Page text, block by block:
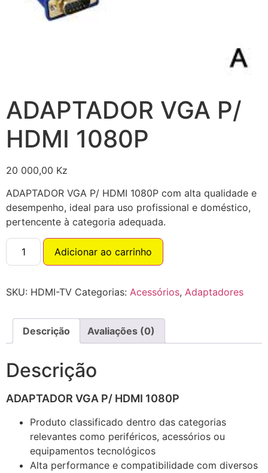
ADAPTADOR VGA P/
HDMI 1080P
20 000,00 Kz
ADAPTADOR VGA P/ HDMI 1080P com alta qualidade e
desempenho, ideal para uso profissional e doméstico,
pertencente à categoria adequada.
Adicionar ao carrinho
SKU: HDMI-TV Categorias: Acessórios, Adaptadores
Descrição Avaliações (0)
Descrição
ADAPTADOR VGA P/ HDMI 1080P
Produto classificado dentro das categorias
relevantes como periféricos, acessórios ou
equipamentos tecnológicos
Alta performance e compatibilidade com diversos